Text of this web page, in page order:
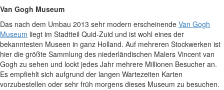
Van Gogh Museum
Das nach dem Umbau 2013 sehr modern erscheinende Van Gogh
Museum liegt im Stadtteil Quid-Zuid und ist wohl eines der
bekanntesten Museen in ganz Holland. Auf mehreren Stockwerken ist
hier die größte Sammlung des niederländischen Malers Vincent van
Gogh zu sehen und lockt jedes Jahr mehrere Millionen Besucher an.
Es empfiehlt sich aufgrund der langen Wartezeiten Karten
vorzubestellen oder sehr früh morgens dieses Museum zu besuchen.